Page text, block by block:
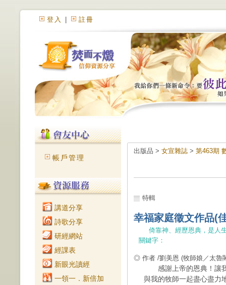
登入 註冊
帳戶管理
講道分享
詩歌分享
研經網站
經課表
新眼光讀經
一領一．新倍加
出版品 > 女宣雜誌 > 第463期
特輯
幸福家庭徵文作品(
倚靠神、經歷恩典，是人
關鍵字：
◎ 作者 /劉美恩 (牧師娘／太魯
感謝上帝的恩典！讓我
與我的牧師一起盡心盡力